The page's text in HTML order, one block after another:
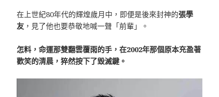
在上世紀80年代的輝煌歲月中，即便是後來封神的張學
友 ，見了他也要恭敬地喊一聲「前輩」。
怎料，命運那雙翻雲覆雨的手，在2002年那個原本充盈著
歡笑的清晨，猝然按下了毀滅鍵。